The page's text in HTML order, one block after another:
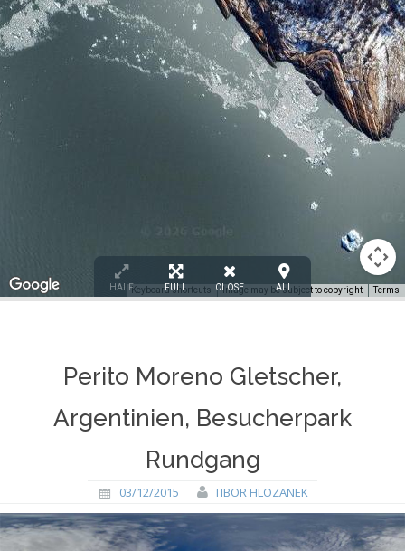
Keyboard shortcuts Image may be subject to copyright Terms
HALF FULL CLOSE ALL
Perito Moreno Gletscher,
Argentinien, Besucherpark
Rundgang
03/12/2015 TIBOR HLOZANEK